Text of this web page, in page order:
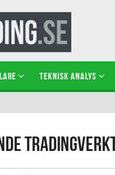
TEKNISK ANALYS